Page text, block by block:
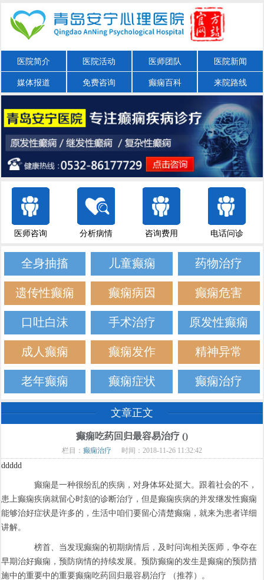
医院简介 医院活动 医师团队 医院新闻
媒体报道 免费咨询 癫痫百科 来院路线
医师咨询 分析病情 咨询费用 电话问诊
全身抽搐 儿童癫痫 药物治疗
遗传性癫痫 癫痫病因 癫痫危害
口吐白沫 手术治疗 原发性癫痫
成人癫痫 癫痫发作 精神异常
老年癫痫 癫痫症状 癫痫治疗
文章正文
癫痫吃药回归最容易治疗 ()
栏目： 癫痫治疗 时间：2018-11-26 11:32:42
ddddd
癫痫是一种很纷乱的疾病，对身体坏处挺大。跟着社会的不，
患上癫痫疾病就留心时刻的诊断治疗，但是癫痫疾病的并发继发性癫痫
能够治好症状是许多的，生活中咱们要留心清楚癫痫，就来为患者详细
讲解。
榜首、当发现癫痫的初期病情后，及时问询相关医师，争夺在
早期治好癫痫，预防病情的持续发展。预防癫痫的发生是癫痫的预防措
施中的重要中的重要癫痫吃药回归最容易治疗 （推荐）。